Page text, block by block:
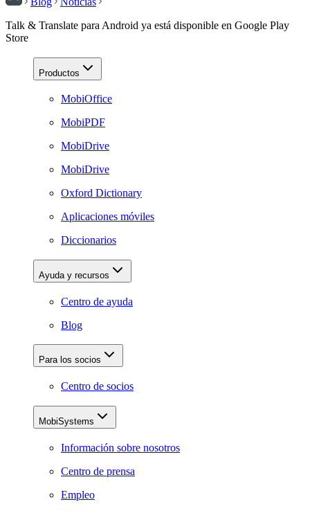
Talk & Translate para Android ya está disponible en Google Play
Store
Productos
MobiOffice
MobiPDF
MobiDrive
MobiDrive
Oxford Dictionary
Aplicaciones móviles
Diccionarios
Ayuda y recursos
Centro de ayuda
Blog
Para los socios
Centro de socios
MobiSystems
Información sobre nosotros
Centro de prensa
Empleo